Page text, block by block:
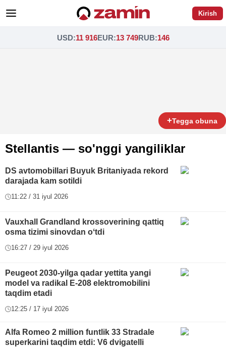
Kirish
USD:11 916EUR:13 749RUB:146
+Tegga obuna
Stellantis — so'nggi yangiliklar
DS avtomobillari Buyuk Britaniyada rekord
darajada kam sotildi
11:22 / 31 iyul 2026
Vauxhall Grandland krossoverining qattiq
osma tizimi sinovdan oʻtdi
16:27 / 29 iyul 2026
Peugeot 2030-yilga qadar yettita yangi
model va radikal E-208 elektromobilini
taqdim etadi
12:25 / 17 iyul 2026
Alfa Romeo 2 million funtlik 33 Stradale
superkarini taqdim etdi: V6 dvigatelli